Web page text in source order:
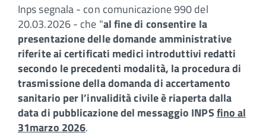
Inps segnala - con comunicazione 990 del
20.03.2026 - che "al fine di consentire la
presentazione delle domande amministrative
riferite ai certificati medici introduttivi redatti
secondo le precedenti modalità, la procedura di
trasmissione della domanda di accertamento
sanitario per l’invalidità civile è riaperta dalla
data di pubblicazione del messaggio INPSfino al
31marzo 2026.